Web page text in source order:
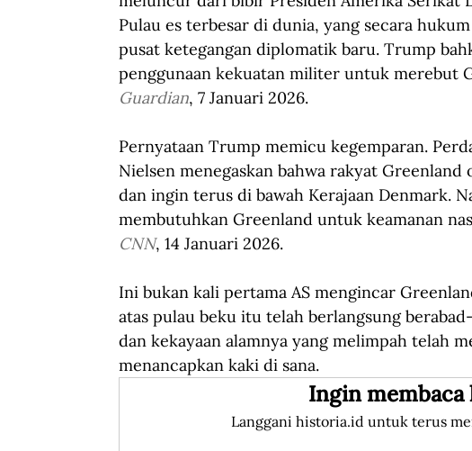
Pulau es terbesar di dunia, yang secara
pusat ketegangan diplomatik baru. Trump
penggunaan kekuatan militer untuk merebut
Guardian, 7 Januari 2026.
Pernyataan Trump memicu kegemparan.
Nielsen menegaskan bahwa rakyat
dan ingin terus di bawah Kerajaan Denmark.
membutuhkan Greenland untuk keamanan
CNN, 14 Januari 2026.
Ini bukan kali pertama AS mengincar
atas pulau beku itu telah berlangsung
dan kekayaan alamnya yang melimpah telah
menancapkan kaki di sana.
Ingin
Langgani historia.id untuk terus